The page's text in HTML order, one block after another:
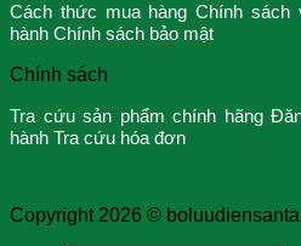
Cách thức mua hàngChính sách
hành Chính sách bảo mật
Chính sách
Tra cứu sản phẩm chính hãng
hành Tra cứu hóa đơn
Copyright 2026 ©